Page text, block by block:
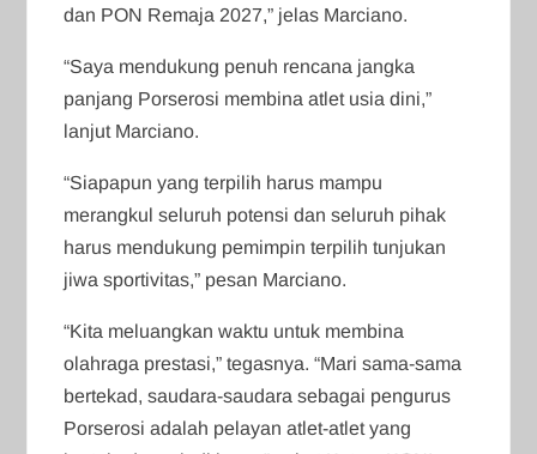
dan PON Remaja 2027,” jelas Marciano.
“Saya mendukung penuh rencana jangka
panjang Porserosi membina atlet usia dini,”
lanjut Marciano.
“Siapapun yang terpilih harus mampu
merangkul seluruh potensi dan seluruh pihak
harus mendukung pemimpin terpilih tunjukan
jiwa sportivitas,” pesan Marciano.
“Kita meluangkan waktu untuk membina
olahraga prestasi,” tegasnya. “Mari sama-sama
bertekad, saudara-saudara sebagai pengurus
Porserosi adalah pelayan atlet-atlet yang